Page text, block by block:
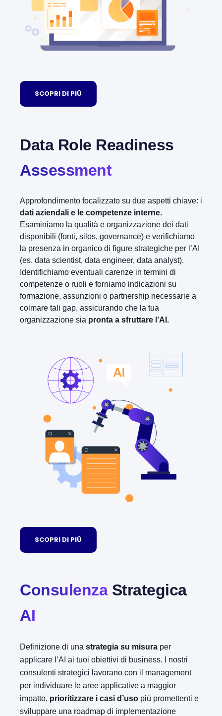
SCOPRI DI PIÙ
Data Role Readiness
Assessment
Approfondimento focalizzato su due aspetti chiave: i
dati aziendali e le competenze interne.
Esaminiamo la qualità e organizzazione dei dati
disponibili (fonti, silos, governance) e verifichiamo
la presenza in organico di figure strategiche per l’AI
(es. data scientist, data engineer, data analyst).
Identifichiamo eventuali carenze in termini di
competenze o ruoli e forniamo indicazioni su
formazione, assunzioni o partnership necessarie a
colmare tali gap, assicurando che la tua
organizzazione sia pronta a sfruttare l’AI.
SCOPRI DI PIÙ
Consulenza Strategica
AI
Definizione di una strategia su misura per
applicare l’AI ai tuoi obiettivi di business. I nostri
consulenti strategici lavorano con il management
per individuare le aree applicative a maggior
impatto, prioritizzare i casi d’uso più promettenti e
sviluppare una roadmap di implementazione